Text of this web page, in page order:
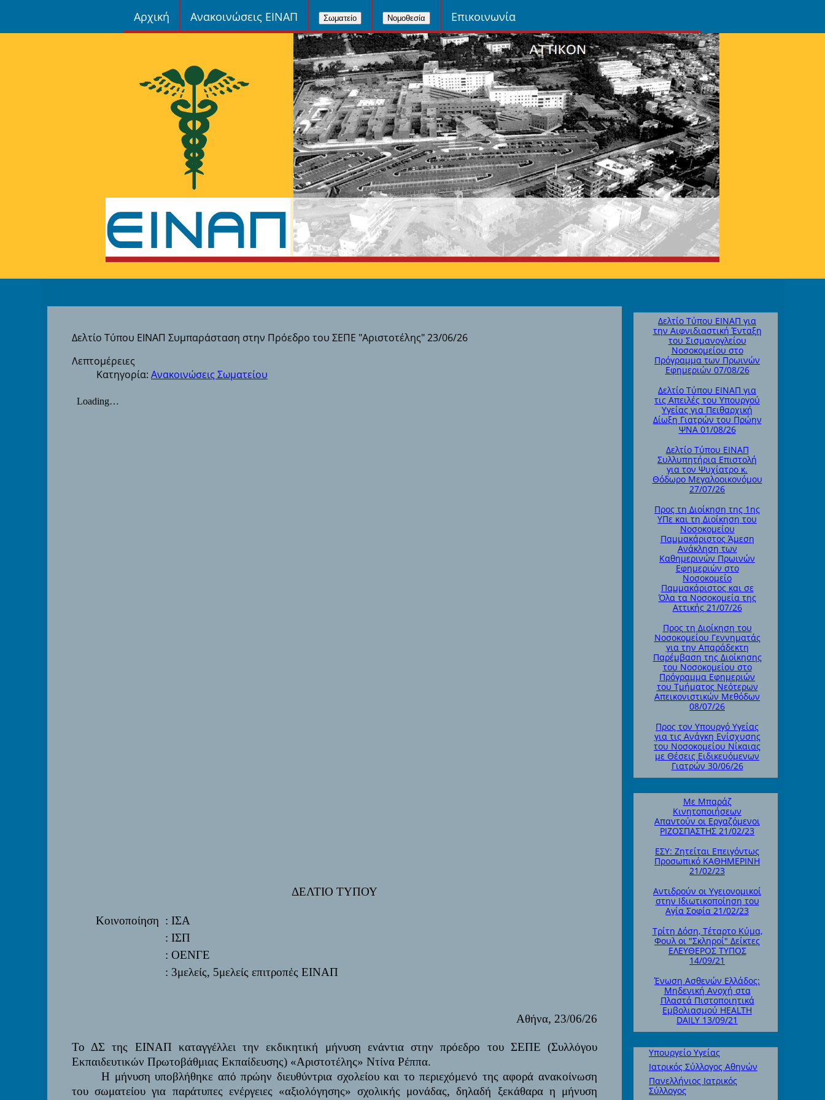
Αρχική Ανακοινώσεις ΕΙΝΑΠ Σωματείο Νομοθεσία Επικοινωνία
Δελτίο Τύπου ΕΙΝΑΠ Συμπαράσταση στην Πρόεδρο του ΣΕΠΕ "Αριστοτέλης" 23/06/26
Λεπτομέρειες
Κατηγορία: Ανακοινώσεις Σωματείου
ΔΕΛΤΙΟ ΤΥΠΟΥ
Κοινοποίηση : ΙΣΑ
: ΙΣΠ
: ΟΕΝΓE
: 3μελείς, 5μελείς επιτροπές ΕΙΝΑΠ
Αθήνα, 23/06/26
Το ΔΣ της ΕΙΝΑΠ καταγγέλλει την εκδικητική μήνυση ενάντια στην πρόεδρο του ΣΕΠΕ (Συλλόγου
Εκπαιδευτικών Πρωτοβάθμιας Εκπαίδευσης) «Αριστοτέλης» Ντίνα Ρέππα.
Η μήνυση υποβλήθηκε από πρώην διευθύντρια σχολείου και το περιεχόμενό της αφορά ανακοίνωση
του σωματείου για παράτυπες ενέργειες «αξιολόγησης» σχολικής μονάδας, δηλαδή ξεκάθαρα η μήνυση
Δελτίο Τύπου ΕΙΝΑΠ για
την Αιφνιδιαστική Ένταξη
του Σισμανογλείου
Νοσοκομείου στο
Πρόγραμμα των Πρωινών
Εφημεριών 07/08/26
Δελτίο Τύπου ΕΙΝΑΠ για
τις Απειλές του Υπουργού
Υγείας για Πειθαρχική
Δίωξη Γιατρών του Πρώην
ΨΝΑ 01/08/26
Δελτίο Τύπου ΕΙΝΑΠ
Συλλυπητήρια Επιστολή
για τον Ψυχίατρο κ.
Θόδωρο Μεγαλοοικονόμου
27/07/26
Προς τη Διοίκηση της 1ης
ΥΠε και τη Διοίκηση του
Νοσοκομείου
Παμμακάριστος Άμεση
Ανάκληση των
Καθημερινών Πρωινών
Εφημεριών στο
Νοσοκομείο
Παμμακάριστος και σε
Όλα τα Νοσοκομεία της
Αττικής 21/07/26
Προς τη Διοίκηση του
Νοσοκομείου Γεννηματάς
για την Απαράδεκτη
Παρέμβαση της Διοίκησης
του Νοσοκομείου στο
Πρόγραμμα Εφημεριών
του Τμήματος Νεότερων
Απεικονιστικών Μεθόδων
08/07/26
Προς τον Υπουργό Υγείας
για τις Ανάγκη Ενίσχυσης
του Νοσοκομείου Νίκαιας
με Θέσεις Ειδικευόμενων
Γιατρών 30/06/26
Με Μπαράζ
Κινητοποιήσεων
Απαντούν οι Εργαζόμενοι
ΡΙΖΟΣΠΑΣΤΗΣ 21/02/23
ΕΣΥ: Ζητείται Επειγόντως
Προσωπικό ΚΑΘΗΜΕΡΙΝΗ
21/02/23
Αντιδρούν οι Υγειονομικοί
στην Ιδιωτικοποίηση του
Αγία Σοφία 21/02/23
Τρίτη Δόση, Τέταρτο Κύμα,
Φουλ οι "Σκληροί" Δείκτες
ΕΛΕΥΘΕΡΟΣ ΤΥΠΟΣ
14/09/21
Ένωση Ασθενών Ελλάδος:
Μηδενική Ανοχή στα
Πλαστά Πιστοποιητικά
Εμβολιασμού HEALTH
DAILY 13/09/21
Υπουργείο Υγείας
Ιατρικός Σύλλογος Αθηνών
Πανελλήνιος Ιατρικός
Σύλλογος